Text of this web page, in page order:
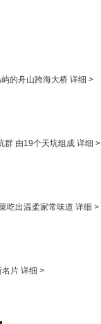
的舟山跨海大桥 详细 >
群 由19个天坑组成 详细 >
吃出温柔家常味道 详细 >
名片 详细 >